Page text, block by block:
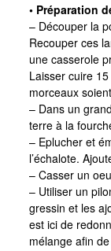
• Préparation
– Découper la
Recouper ces
une casserole
Laisser cuire
morceaux
– Dans un
terre à la
– Eplucher et
l’échalote.
– Casser un
– Utiliser un
gressin et les
est ici de
mélange afin